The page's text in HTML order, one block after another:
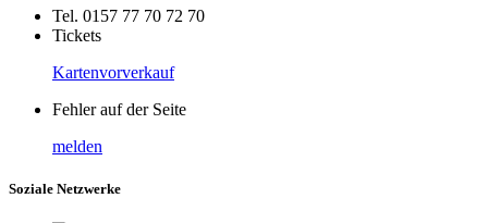
Tel. 0157 77 70 72 70
Tickets
Kartenvorverkauf
Fehler auf der Seite
melden
Soziale Netzwerke